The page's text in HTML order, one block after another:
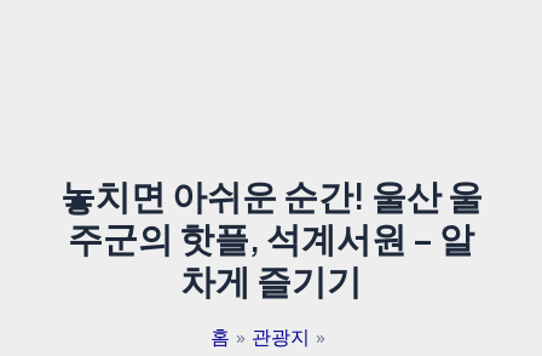
놓치면 아쉬운 순간! 울산 울
주군의 핫플, 석계서원 – 알
차게 즐기기
홈
관광지